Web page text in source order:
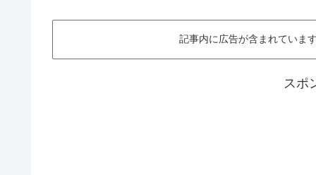
記事内に広告が含まれていま
スポ